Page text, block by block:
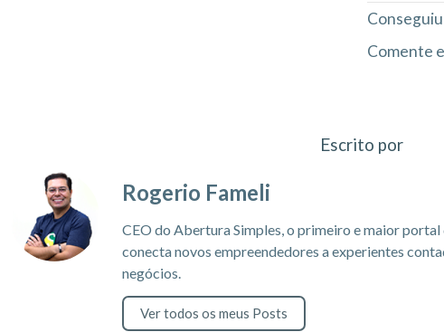
Comente
Escrito por
Rogerio Fameli
CEO do Abertura Simples, o primeiro e maior
conecta novos empreendedores a experientes
negócios.
Ver todos os meus Posts